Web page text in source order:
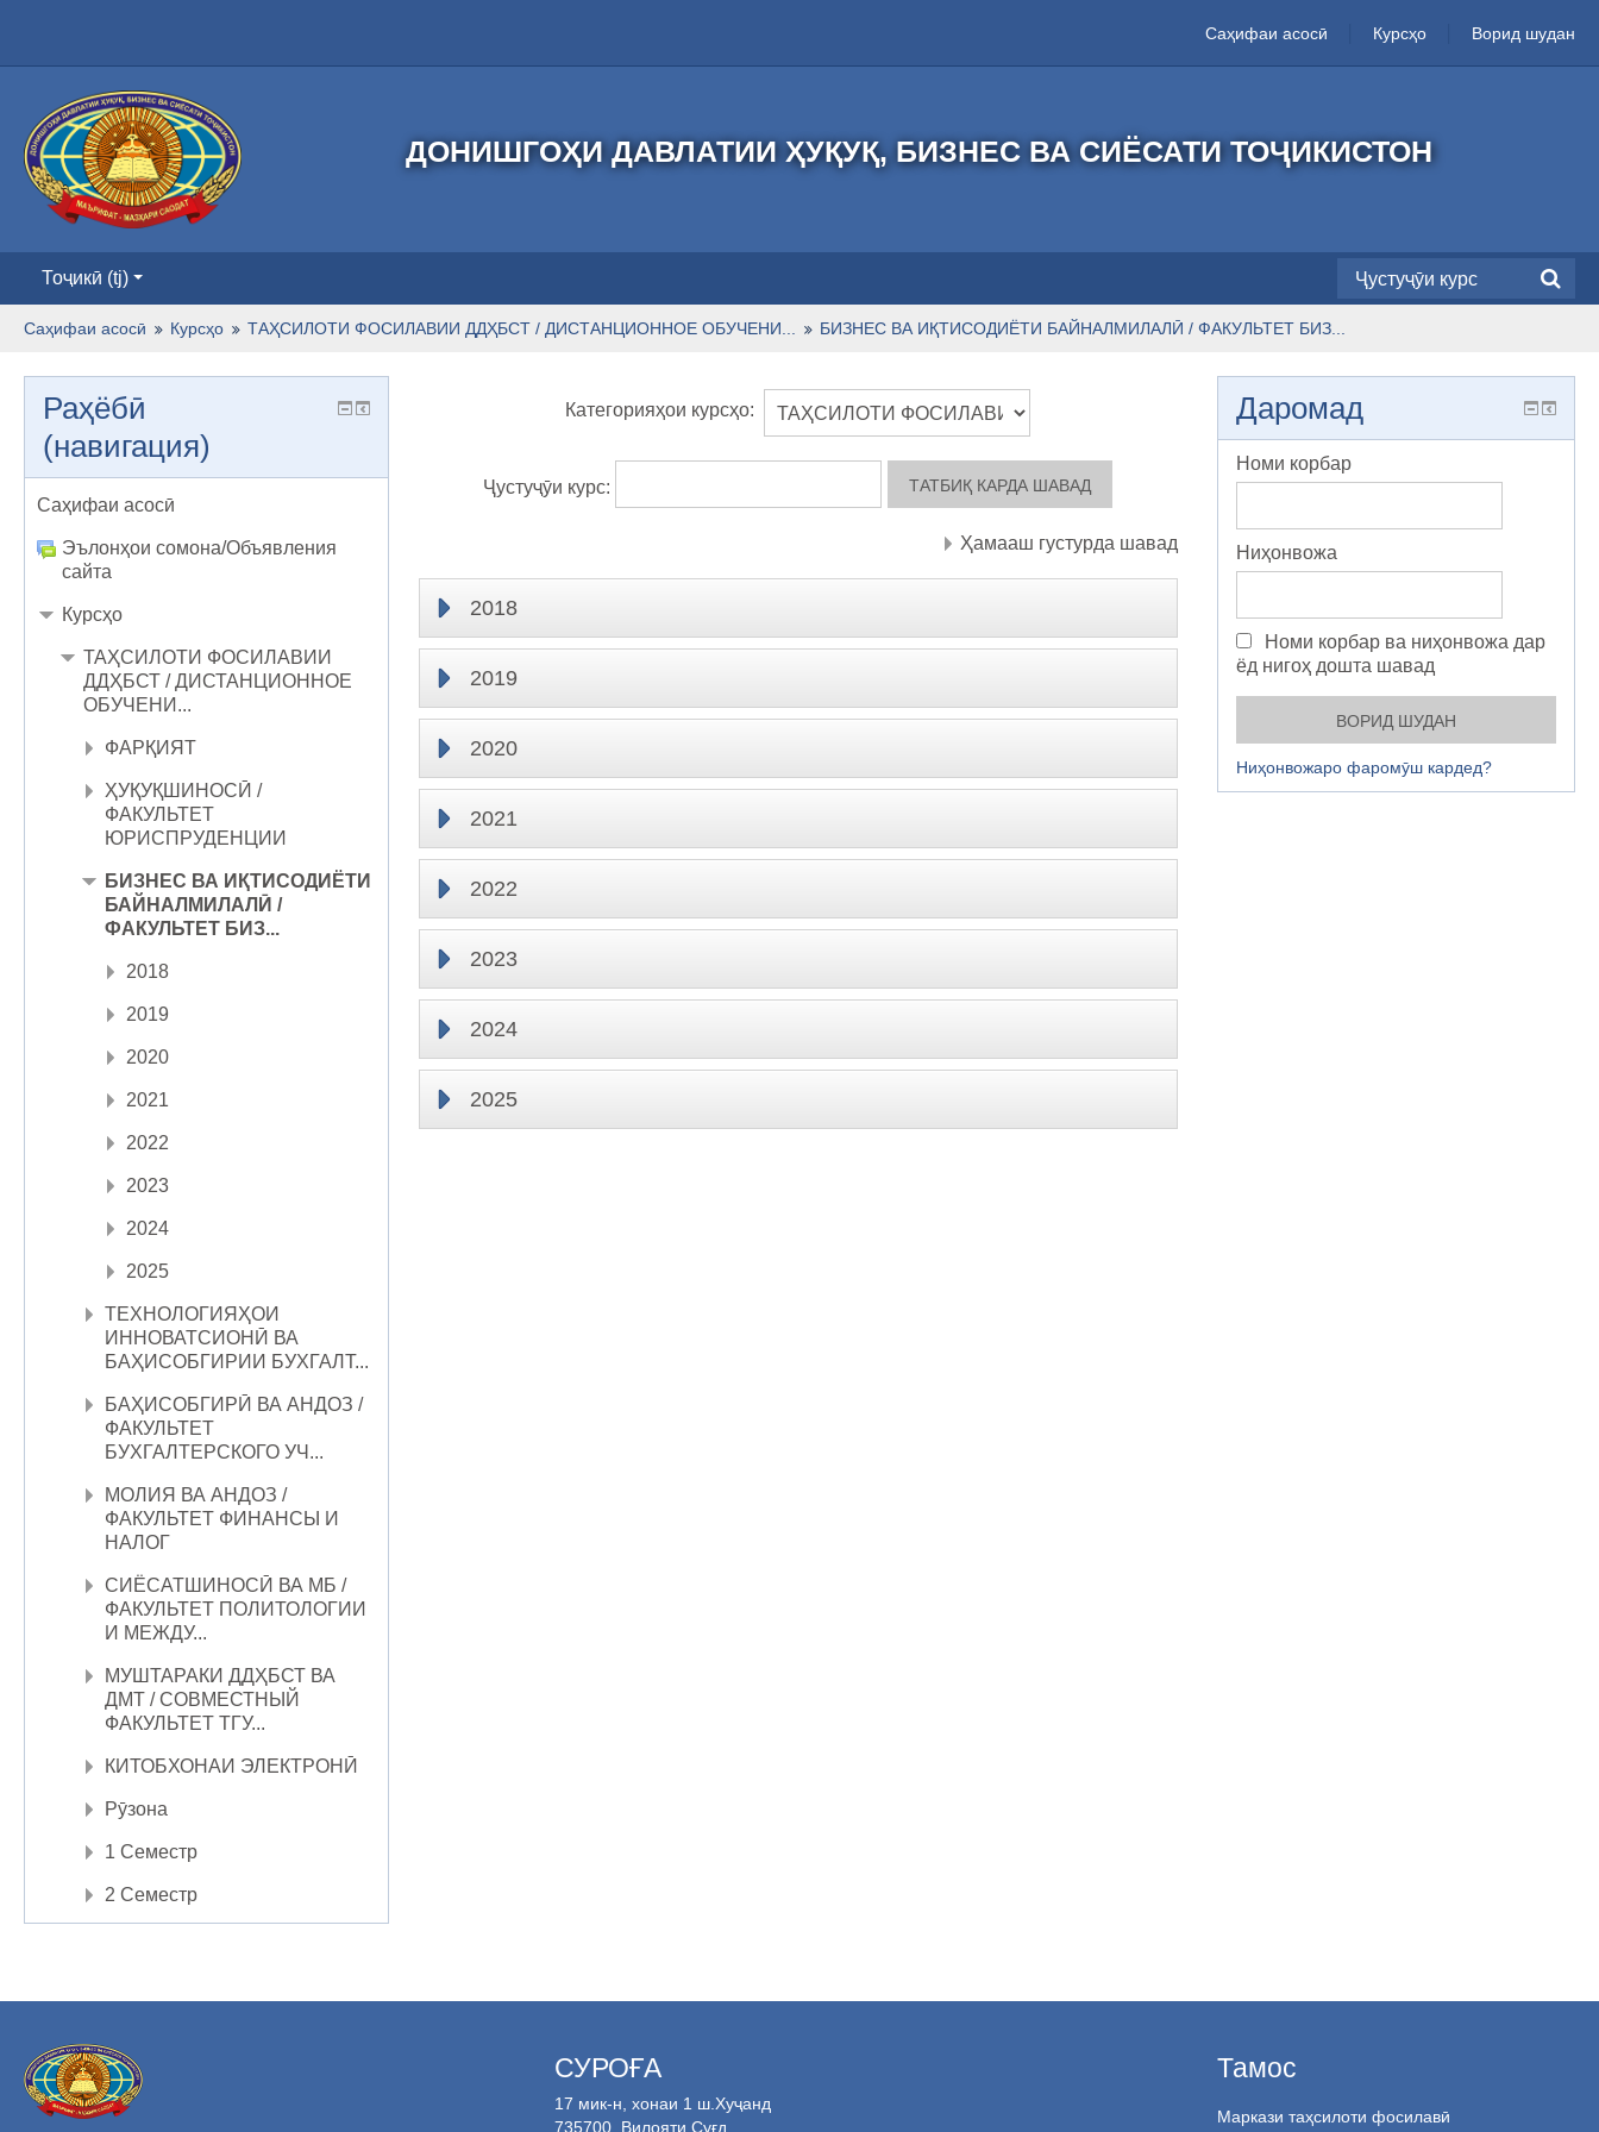
Саҳифаи асосӣ Курсҳо Ворид шудан
ДОНИШГОҲИ ДАВЛАТИИ ҲУҚУҚ, БИЗНЕС ВА СИЁСАТИ ТОҶИКИСТОН
Тоҷикӣ ‎(tj)‎
Саҳифаи асосӣ Курсҳо ТАҲСИЛОТИ ФОСИЛАВИИ ДДҲБСТ / ДИСТАНЦИОННОЕ ОБУЧЕНИ... БИЗНЕС ВА ИҚТИСОДИЁТИ БАЙНАЛМИЛАЛӢ / ФАКУЛЬТЕТ БИЗ...
Категорияҳои курсҳо:
Ҷустуҷӯи курс:
Ҳамааш густурда шавад
2018
2019
2020
2021
2022
2023
2024
2025
Раҳёбӣ
(навигация)
Саҳифаи асосӣ
Эълонҳои сомона/Объявления
сайта
Курсҳо
ТАҲСИЛОТИ ФОСИЛАВИИ
ДДҲБСТ / ДИСТАНЦИОННОЕ
ОБУЧЕНИ...
ФАРҚИЯТ
ҲУҚУҚШИНОСӢ /
ФАКУЛЬТЕТ
ЮРИСПРУДЕНЦИИ
БИЗНЕС ВА ИҚТИСОДИЁТИ
БАЙНАЛМИЛАЛӢ /
ФАКУЛЬТЕТ БИЗ...
2018
2019
2020
2021
2022
2023
2024
2025
ТЕХНОЛОГИЯҲОИ
ИННОВАТСИОНӢ ВА
БАҲИСОБГИРИИ БУХГАЛТ...
БАҲИСОБГИРӢ ВА АНДОЗ /
ФАКУЛЬТЕТ
БУХГАЛТЕРСКОГО УЧ...
МОЛИЯ ВА АНДОЗ /
ФАКУЛЬТЕТ ФИНАНСЫ И
НАЛОГ
СИЁСАТШИНОСӢ ВА МБ /
ФАКУЛЬТЕТ ПОЛИТОЛОГИИ
И МЕЖДУ...
МУШТАРАКИ ДДҲБСТ ВА
ДМТ / СОВМЕСТНЫЙ
ФАКУЛЬТЕТ ТГУ...
КИТОБХОНАИ ЭЛЕКТРОНӢ
Рӯзона
1 Семестр
2 Семестр
Даромад
Номи корбар
Ниҳонвожа
Номи корбар ва ниҳонвожа дар
ёд нигоҳ дошта шавад
Ниҳонвожаро фаромӯш кардед?
СУРОҒА
17 мик-н, хонаи 1 ш.Хуҷанд
735700, Вилояти Суғд,
Тамос
Маркази таҳсилоти фосилавӣ